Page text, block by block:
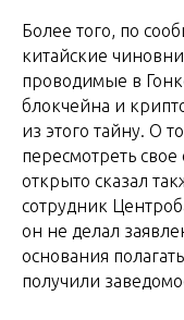
Более того, по
китайские
проводимые в
блокчейна и
из этого тайну. О
пересмотреть
открыто сказал
сотрудник
он не делал
основания
получили